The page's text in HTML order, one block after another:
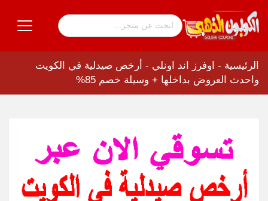
الرئيسية - اوفرز اند اونلي - أرخص صيدلية في الكويت
واحدث العروض بداخلها + وسيلة خصم 85%